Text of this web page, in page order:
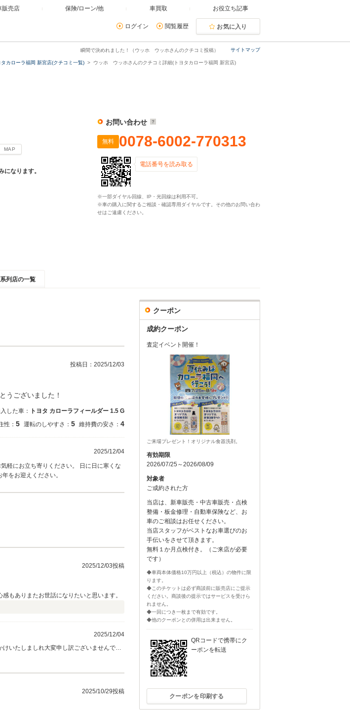
販売店 保険/ローン/他 車買取 お役立ち記事
ログイン 閲覧履歴 お気に入り
サイトマップ
瞬間で決めれました！（ウッホ ウッホさんのクチコミ投稿）
タカローラ福岡 新宮店(クチコミ一覧) ウッホ ウッホさんのクチコミ詳細(トヨタカローラ福岡 新宮店)
MAP
なります。
お問い合わせ
無料 0078-6002-770313
電話番号を読み取る
※一部ダイヤル回線、IP・光回線は利用不可。
※車の購入に関するご相談・確認専用ダイヤルです。その他のお問い合わ
せはご遠慮ください。
系列店の一覧
投稿日： 2025/12/03
うございました！
した車：
トヨタ カローラフィールダー 1.5 G
性： 5 運転のしやすさ： 5 維持費の安さ： 4
2025/12/04
軽にお立ち寄りください。 日に日に寒くな
をお迎えください。
2025/12/03投稿
もありまたお世話になりたいと思います。
2025/12/04
いたしましれ大変申し訳ございませんでし
2025/10/29投稿
クーポン
成約クーポン
査定イベント開催！
ご来場プレゼント！オリジナル食器洗剤。
有効期限
2026/07/25～2026/08/09
対象者
ご成約された方
当店は、新車販売・中古車販売・点検
整備・板金修理・自動車保険など、お
車のご相談はお任せください。
当店スタッフがベストなお車選びのお
手伝いをさせて頂きます。
無料１か月点検付き。（ご来店が必要
です）
◆車両本体価格10万円以上（税込）の物件に限
ります。
◆このチケットは必ず商談前に販売店にご提示
ください。商談後の提示ではサービスを受けら
れません。
◆一回につき一枚まで有効です。
◆他のクーポンとの併用は出来ません。
QRコードで携帯にク
ーポンを転送
クーポンを印刷する